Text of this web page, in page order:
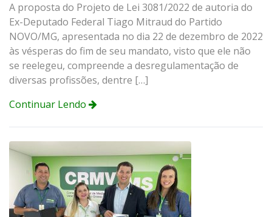
A proposta do Projeto de Lei 3081/2022 de autoria do
Ex-Deputado Federal Tiago Mitraud do Partido
NOVO/MG, apresentada no dia 22 de dezembro de 2022
às vésperas do fim de seu mandato, visto que ele não
se reelegeu, compreende a desregulamentação de
diversas profissões, dentre […]
Continuar Lendo